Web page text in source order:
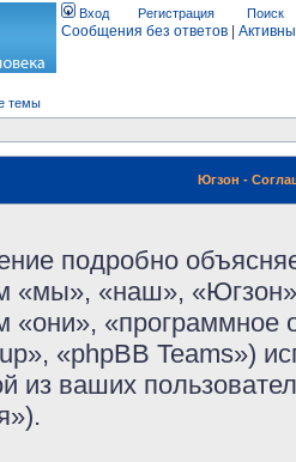
Вход Регистрация Поиск
Сообщения без ответов
темы
Югзон -
подробно
«мы», «наш»,
«программное
«phpBB Teams»)
из ваших